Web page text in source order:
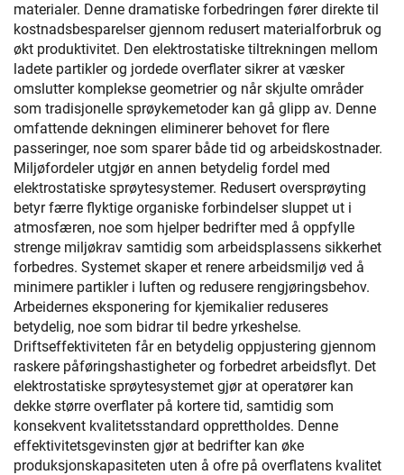
materialer. Denne dramatiske forbedringen fører direkte til
kostnadsbesparelser gjennom redusert materialforbruk og
økt produktivitet. Den elektrostatiske tiltrekningen mellom
ladete partikler og jordede overflater sikrer at væsker
omslutter komplekse geometrier og når skjulte områder
som tradisjonelle sprøykemetoder kan gå glipp av. Denne
omfattende dekningen eliminerer behovet for flere
passeringer, noe som sparer både tid og arbeidskostnader.
Miljøfordeler utgjør en annen betydelig fordel med
elektrostatiske sprøytesystemer. Redusert oversprøyting
betyr færre flyktige organiske forbindelser sluppet ut i
atmosfæren, noe som hjelper bedrifter med å oppfylle
strenge miljøkrav samtidig som arbeidsplassens sikkerhet
forbedres. Systemet skaper et renere arbeidsmiljø ved å
minimere partikler i luften og redusere rengjøringsbehov.
Arbeidernes eksponering for kjemikalier reduseres
betydelig, noe som bidrar til bedre yrkeshelse.
Driftseffektiviteten får en betydelig oppjustering gjennom
raskere påføringshastigheter og forbedret arbeidsflyt. Det
elektrostatiske sprøytesystemet gjør at operatører kan
dekke større overflater på kortere tid, samtidig som
konsekvent kvalitetsstandard opprettholdes. Denne
effektivitetsgevinsten gjør at bedrifter kan øke
produksjonskapasiteten uten å ofre på overflatens kvalitet